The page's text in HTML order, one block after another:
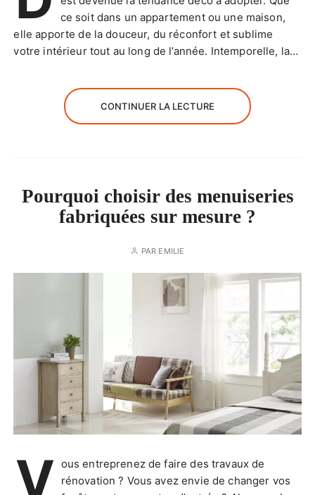
ce soit dans un appartement ou une maison,
elle apporte de la douceur, du réconfort et sublime
votre intérieur tout au long de l’année. Intemporelle, la…
CONTINUER LA LECTURE
Pourquoi choisir des menuiseries
fabriquées sur mesure ?
PAR EMILIE
V ous entreprenez de faire des travaux de
rénovation ? Vous avez envie de changer vos